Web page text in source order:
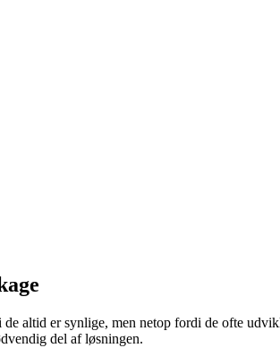
altid er synlige, men netop fordi de ofte
del af løsningen.